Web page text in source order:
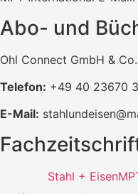
Abo- und
Ohl Connect GmbH & Co.
Telefon: +49 40 23670
E-Mail:
Stahl + Eisen